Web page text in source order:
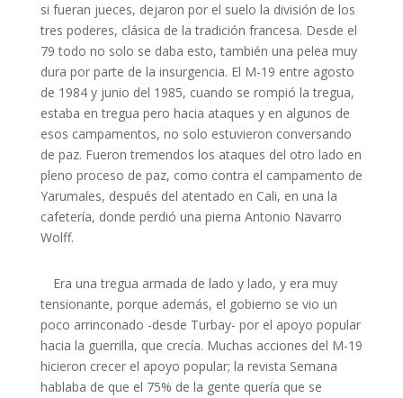
si fueran jueces, dejaron por el suelo la división de los
tres poderes, clásica de la tradición francesa. Desde el
79 todo no solo se daba esto, también una pelea muy
dura por parte de la insurgencia. El M-19 entre agosto
de 1984 y junio del 1985, cuando se rompió la tregua,
estaba en tregua pero hacia ataques y en algunos de
esos campamentos, no solo estuvieron conversando
de paz. Fueron tremendos los ataques del otro lado en
pleno proceso de paz, como contra el campamento de
Yarumales, después del atentado en Cali, en una la
cafetería, donde perdió una pierna Antonio Navarro
Wolff.
Era una tregua armada de lado y lado, y era muy
tensionante, porque además, el gobierno se vio un
poco arrinconado -desde Turbay- por el apoyo popular
hacia la guerrilla, que crecía. Muchas acciones del M-19
hicieron crecer el apoyo popular; la revista Semana
hablaba de que el 75% de la gente quería que se